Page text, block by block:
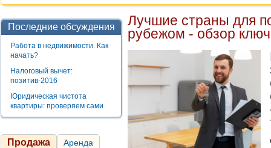
Последние обсуждения
Работа в недвижимости. Как
начать?
Налоговый вычет:
позитив-2016
Юридическая чистота
квартиры: проверяем сами
Продажа Аренда
Лучшие страны для
рубежом - обзор